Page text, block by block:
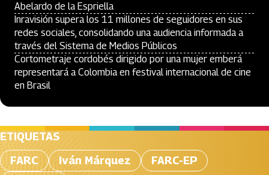
Abelardo de la Espriella
Inravisión supera los 11 millones de seguidores en sus
redes sociales, consolidando una audiencia informada a
través del Sistema de Medios Públicos
Cortometraje cordobés dirigido por una mujer emberá
representará a Colombia en festival internacional de cine
en Brasil
ETIQUETAS
FARC
Iván Márquez
FARC-EP